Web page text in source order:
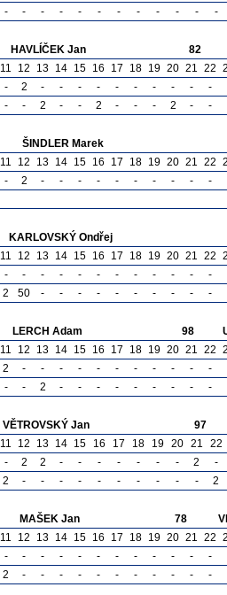
- - - - - - - - - - - -
HAVLÍČEK Jan
82
11 12 13 14 15 16 17 18 19 20 21 22
- 2 - - - - - - - - -
-
- - 2 - - 2 - - - 2 - -
ŠINDLER Marek
11 12 13 14 15 16 17 18 19 20 21 22
- 2 - - - - - - - - - -
KARLOVSKÝ Ondřej
11 12 13 14 15 16 17 18 19 20 21 22
- - - - - - - - - - -
-
2 50 - - - - - - - - - -
LERCH Adam 98
11 12 13 14 15 16 17 18 19 20 21 22
2 - - - - - - - - - -
-
- - 2 - - - - - - - - -
VĚTROVSKÝ Jan
97
11 12 13 14 15 16 17 18 19 20 21
22
- 2 2 - - - - - - - 2
-
2 - - - - - - - - - - 2
MAŠEK Jan 78
11 12 13 14 15 16 17 18 19 20 21 22
- - - - - - - - - - -
-
2 - - - - - - - - - - -